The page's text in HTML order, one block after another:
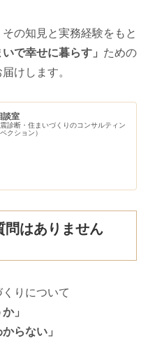
その知見と実務経験をもと
で幸せに暮らす」 ための
けします。
談室
診断・住まいづくりのコンサルティン
クション）
問はありません
りについて
」
らない」